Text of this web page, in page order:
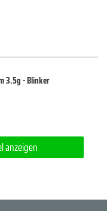
3.5g - Blinker
anzeigen